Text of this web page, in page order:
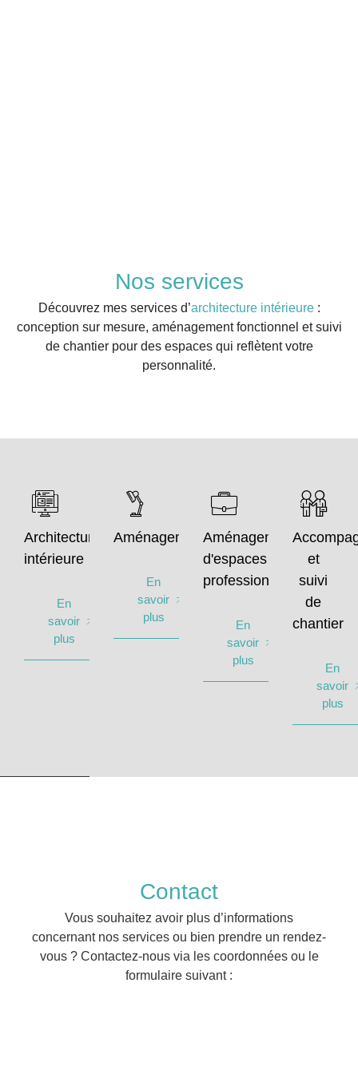
Nos services
Découvrez mes services d’architecture intérieure:
conception sur mesure, aménagement fonctionnel et suivi
de chantier pour des espaces qui reflètent votre
personnalité.
Architecture
intérieure
En
savoir
plus
Aménagement
En
savoir
plus
Aménagement
d'espaces
professionnels
En
savoir
plus
et
suivi
de
chantier
En
savoir
plus
Contact
Vous souhaitez avoir plus d’informations
concernant nos services ou bien prendre un rendez-
vous ? Contactez-nous via les coordonnées ou le
formulaire suivant :